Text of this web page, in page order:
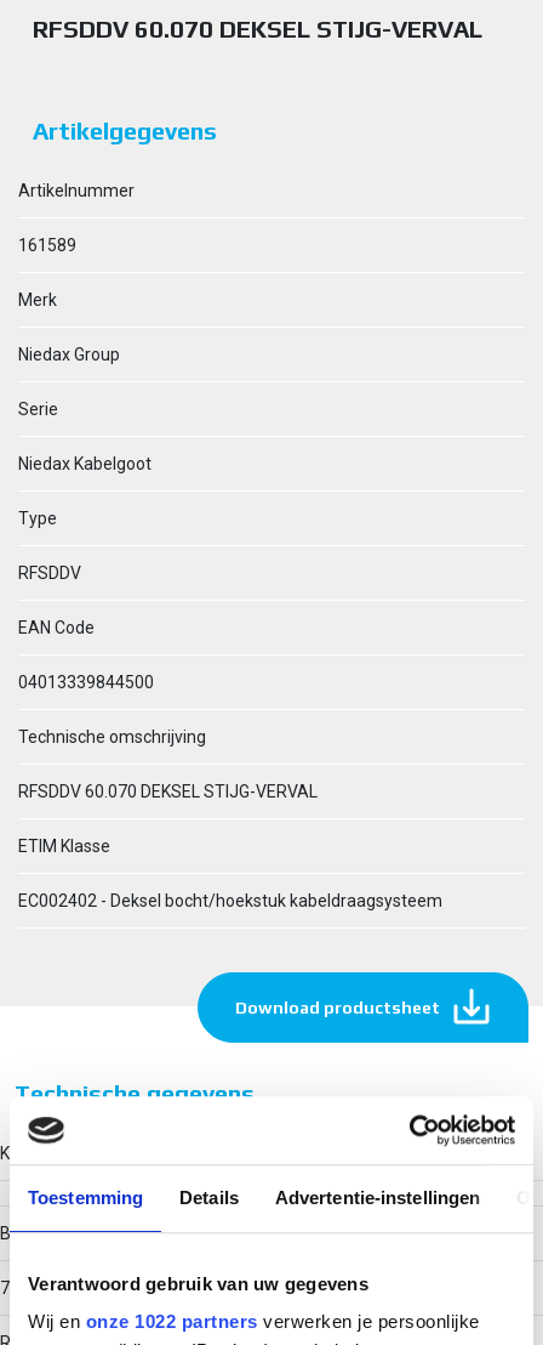
Toestemming Details Advertentie-instellingen
Verantwoord gebruik van uw gegevens
Wij en onze 1022 partners verwerken je persoonlijke
RFSDDV 60.070 DEKSEL STIJG-VERVAL
Artikelgegevens
Artikelnummer
161589
Merk
Niedax Group
Serie
Niedax Kabelgoot
Type
RFSDDV
EAN Code
04013339844500
Technische omschrijving
RFSDDV 60.070 DEKSEL STIJG-VERVAL
ETIM Klasse
EC002402 - Deksel bocht/hoekstuk kabeldraagsysteem
Download productsheet
Technische gegevens
Kleur
Breedte
70